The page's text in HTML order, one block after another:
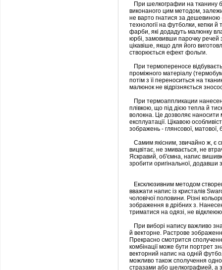
При шелкографии на тканину
виконаного цим методом,
не варто гнатися за дешевиною
технології на футболки,
фарби, які додадуть малюнку
юрбі, замовивши парочку
цікавіше, якщо для його
створюється ефект фольги.
При термопереносе
проміжного матеріалу
потім з її переноситься на
малюнок не відрізняється
При термоаппликации
плівкою, що під дією тепла й
волокна. Це дозволяє наносити
експлуатації. Цікавою
зображень - глянсової, матової,
Самим якісним, звичайно ж, є
вицвітає, не змивається, не
Яскравий, об'ємна, напис
зробити оригінальної, додавши
Ексклюзивним методом
вважати напис із кристалів
чоловічої половини. Різні
зображення в дрібних з.
триматися на одязі, не
При виборі напису важливо
й векторне. Растрове
Прекрасно смотрится
комбінації може бути портрет
векторний напис на одній
можливо також сполучення
стразами або шелкографией, а